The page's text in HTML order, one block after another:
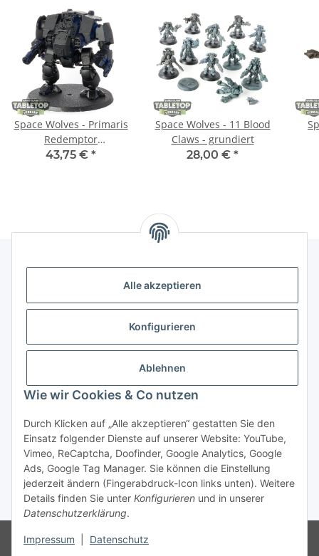
Alle akzeptieren
Konfigurieren
Ablehnen
Wie wir Cookies & Co nutzen
Durch Klicken auf „Alle akzeptieren“ gestatten Sie den
Einsatz folgender Dienste auf unserer Website: YouTube,
Vimeo, ReCaptcha, Doofinder, Google Analytics, Google
Ads, Google Tag Manager. Sie können die Einstellung
jederzeit ändern (Fingerabdruck-Icon links unten). Weitere
Details finden Sie unter Konfigurieren und in unserer
Datenschutzerklärung.
Impressum Datenschutz
Space Wolves - Primaris
Redemptor
Dreadnought - grundiert
43,75 € *
Space Wolves - 11 Blood
Claws - grundiert
28,00 € *
Gesetzliche Informationen
Bestellung wiederrufen
* Alle Preise inkl. gesetzlicher USt., zzgl.Versand
Besucherzähler: 75087776